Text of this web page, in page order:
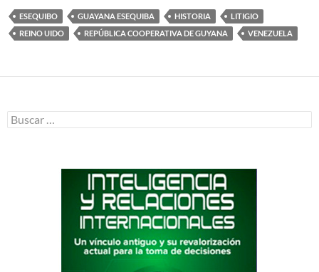
ESEQUIBO GUAYANA ESEQUIBA HISTORIA
LITIGIO
REINO UIDO
REPÚBLICA COOPERATIVA DE GUYANA VENEZUELA
Buscar: